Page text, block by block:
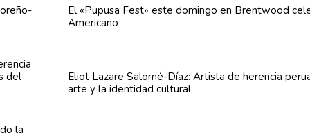
El «Pupusa Fest» este domingo en Brentwood
Americano
Eliot Lazare Salomé-Díaz: Artista de herencia
arte y la identidad cultural